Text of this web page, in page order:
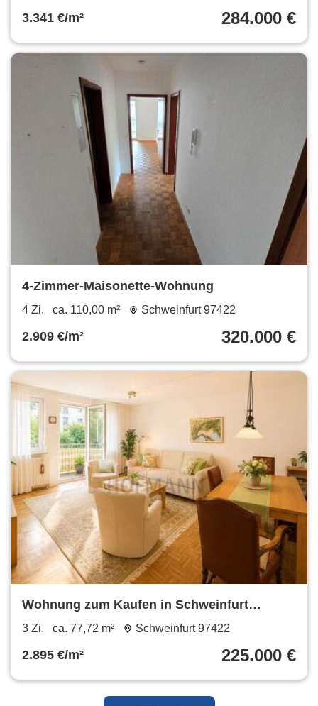
3.341 €/m² 284.000 €
4-Zimmer-Maisonette-Wohnung
4 Zi. ca. 110,00 m² Schweinfurt 97422
2.909 €/m² 320.000 €
Wohnung zum Kaufen in Schweinfurt
225.000 € 77.72 m²
3 Zi. ca. 77,72 m² Schweinfurt 97422
2.895 €/m² 225.000 €